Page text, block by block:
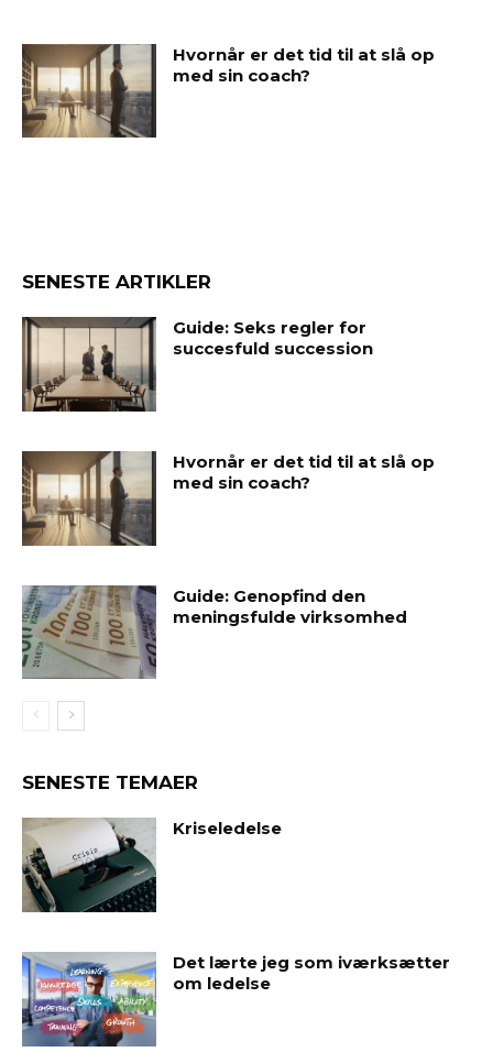
Hvornår er det tid til at slå op
med sin coach?
SENESTE ARTIKLER
Guide: Seks regler for
succesfuld succession
Hvornår er det tid til at slå op
med sin coach?
Guide: Genopfind den
meningsfulde virksomhed
SENESTE TEMAER
Kriseledelse
Det lærte jeg som iværksætter
om ledelse